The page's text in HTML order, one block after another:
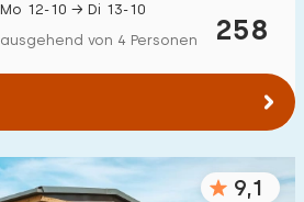
258
Mo 12-10 → Di 13-10
ausgehend von 4 Personen
9,1